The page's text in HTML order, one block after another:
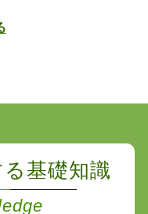
基礎知識